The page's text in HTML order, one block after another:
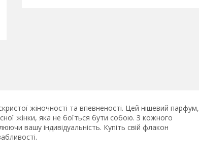
жіночності та впевненості. Цей нішевий парфум,
жінки, яка не боїться бути собою. З кожного
вашу індивідуальність. Купіть свій флакон